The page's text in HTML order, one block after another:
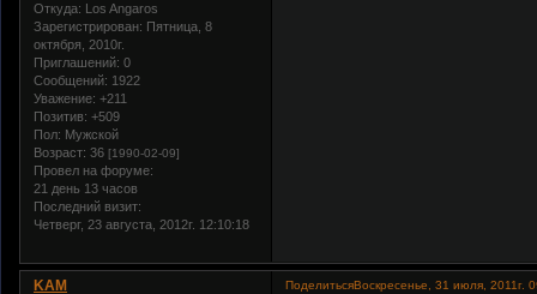
Откуда: Los Angaros
Зарегистрирован: Пятница, 8
октября, 2010г.
Приглашений: 0
Сообщений: 1922
Уважение: +211
Позитив: +509
Пол: Мужской
Возраст: 36 [1990-02-09]
Провел на форуме:
21 день 13 часов
Последний визит:
Четверг, 23 августа, 2012г. 12:10:18
ПоделитьсяВоскресенье, 31 июля, 2011г.
KAM